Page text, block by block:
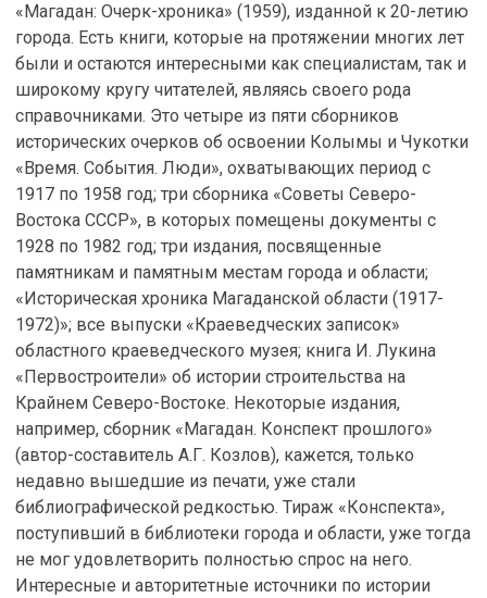
«Магадан: Очерк-хроника» (1959), изданной к 20-летию
города. Есть книги, которые на протяжении многих лет
были и остаются интересными как специалистам, так и
широкому кругу читателей, являясь своего рода
справочниками. Это четыре из пяти сборников
исторических очерков об освоении Колымы и Чукотки
«Время. События. Люди», охватывающих период с
1917 по 1958 год; три сборника «Советы Северо-
Востока СССР», в которых помещены документы с
1928 по 1982 год; три издания, посвященные
памятникам и памятным местам города и области;
«Историческая хроника Магаданской области (1917-
1972)»; все выпуски «Краеведческих записок»
областного краеведческого музея; книга И. Лукина
«Первостроители» об истории строительства на
Крайнем Северо-Востоке. Некоторые издания,
например, сборник «Магадан. Конспект прошлого»
(автор-составитель А.Г. Козлов), кажется, только
недавно вышедшие из печати, уже стали
библиографической редкостью. Тираж «Конспекта»,
поступивший в библиотеки города и области, уже тогда
не мог удовлетворить полностью спрос на него.
Интересные и авторитетные источники по истории